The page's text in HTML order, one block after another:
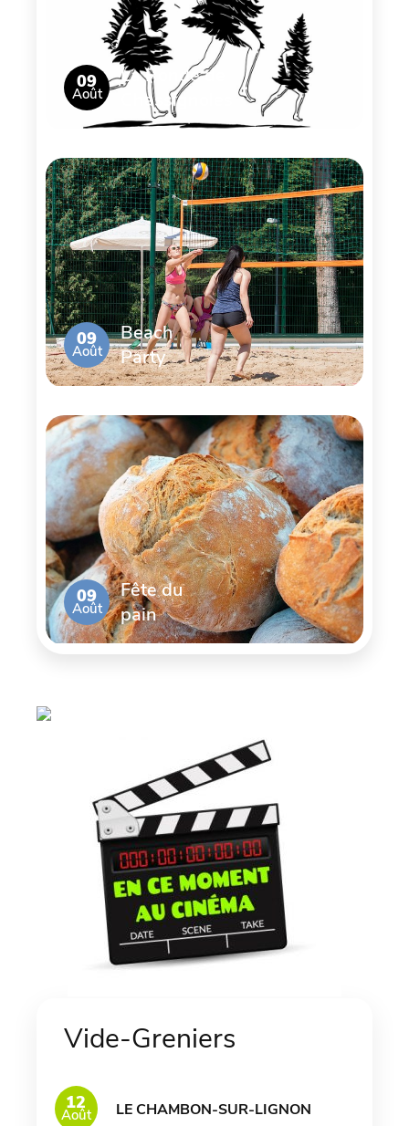
09
Août
La Ronde de
Chassignoles
09
Août
Beach
Party
09
Août
Fête du
pain
Vide-Greniers
12
Août LE CHAMBON-SUR-LIGNON